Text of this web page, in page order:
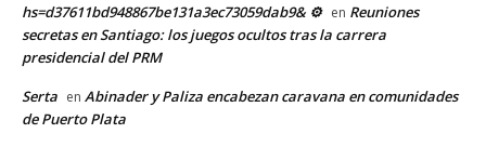
hs=d37611bd948867be131a3ec73059dab9& ⚙ en Reuniones
secretas en Santiago: los juegos ocultos tras la carrera
presidencial del PRM
Serta en Abinader y Paliza encabezan caravana en comunidades
de Puerto Plata